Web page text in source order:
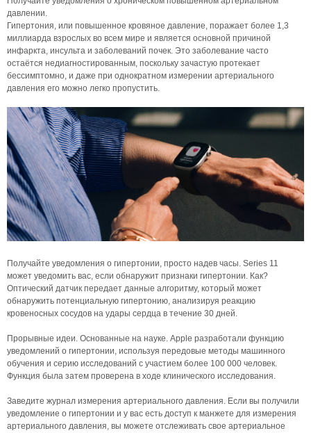
давлении.
Гипертония, или повышенное кровяное давление, поражает более 1,3
миллиарда взрослых во всем мире и является основной причиной
инфаркта, инсульта и заболеваний почек. Это заболевание часто
остаётся недиагностированным, поскольку зачастую протекает
бессимптомно, и даже при однократном измерении артериального
давления его можно легко пропустить.
Получайте уведомления о гипертонии, просто надев часы. Series 11
может уведомить вас, если обнаружит признаки гипертонии. Как?
Оптический датчик передает данные алгоритму, который может
обнаружить потенциальную гипертонию, анализируя реакцию
кровеносных сосудов на удары сердца в течение 30 дней.
Прорывные идеи. Основанные на науке. Apple разработали функцию
уведомлений о гипертонии, используя передовые методы машинного
обучения и серию исследований с участием более 100 000 человек.
Функция была затем проверена в ходе клинического исследования.
Заведите журнал измерения артериального давления. Если вы получили
уведомление о гипертонии и у вас есть доступ к манжете для измерения
артериального давления, вы можете отслеживать свое артериальное